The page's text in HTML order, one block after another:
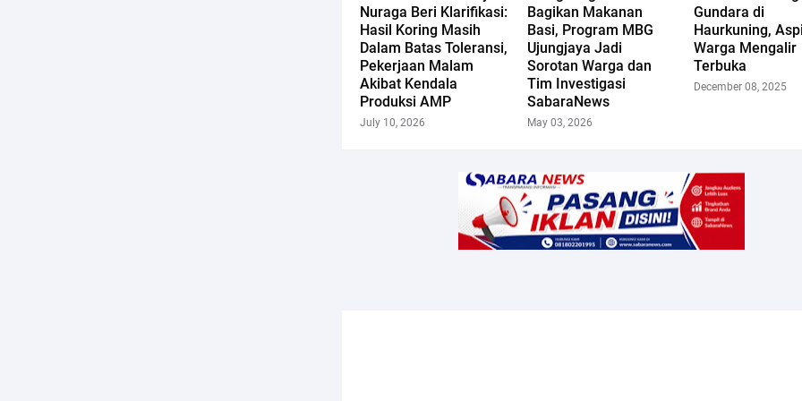
Nuraga Beri Klarifikasi:
Hasil Koring Masih
Dalam Batas Toleransi,
Pekerjaan Malam
Akibat Kendala
Produksi AMP
July 10, 2026
Bagikan Makanan
Basi, Program MBG
Ujungjaya Jadi
Sorotan Warga dan
Tim Investigasi
SabaraNews
May 03, 2026
Gundara di
Haurkuning,
Warga Mengalir
Terbuka
December 08, 2025